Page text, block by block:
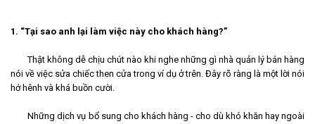
1. “Tại sao anh lại làm việc này cho khách hàng?”
Thật không dễ chịu chút nào khi nghe những gì nhà quản lý bán hàng
nói về việc sửa chiếc then cửa trong ví dụ ở trên. Đây rõ ràng là một lời nói
hớ hênh và khá buồn cười.
Những dịch vụ bổ sung cho khách hàng - cho dù khó khăn hay ngoài